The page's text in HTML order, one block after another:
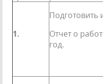
1.
Подготовить
Отчет о
год.